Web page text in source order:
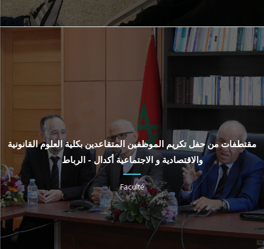
مقتطفات من حفل تكريم الموظفين المتقاعدين بكلية العلوم القانونية
والاقتصادية و الاجتماعية أكدال - الرباط
Faculté